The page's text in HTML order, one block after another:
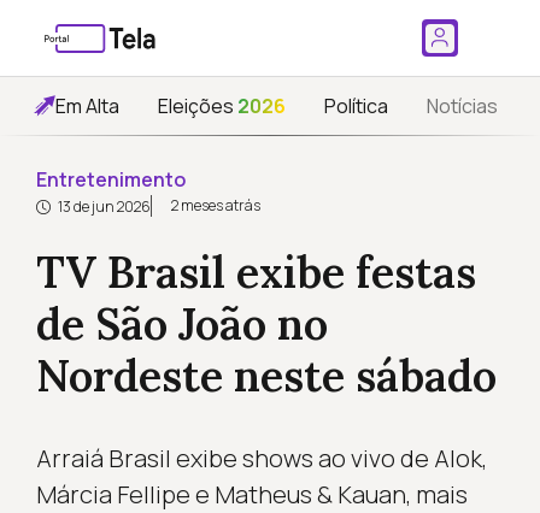
Em Alta Eleições 2026 Política Notícias
Entretenimento
13 de jun 2026 2 meses atrás
TV Brasil exibe festas
de São João no
Nordeste neste sábado
Arraiá Brasil exibe shows ao vivo de Alok,
Márcia Fellipe e Matheus & Kauan, mais